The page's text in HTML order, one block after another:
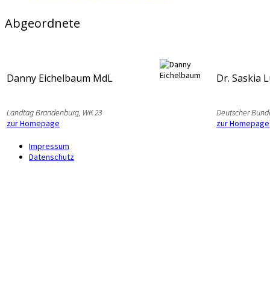
Abgeordnete
Danny Eichelbaum MdL
Landtag Brandenburg, WK 23
zur Homepage
Dr. Saskia
Deutscher
zur Homepage
Impressum
Datenschutz